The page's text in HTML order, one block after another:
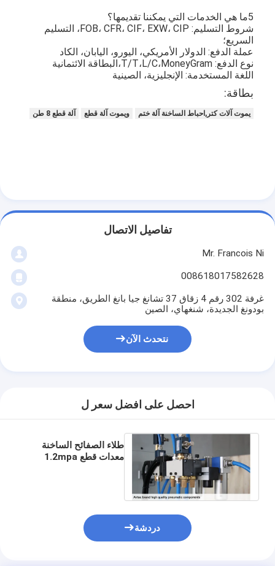
5ما هي الخدمات التي يمكننا تقديمها؟
شروط التسليم: FOB، CFR، CIF، EXW، CIP، التسليم
السريع؛
عملة الدفع: الدولار الأمريكي، اليورو، اليابان، الكاد
نوع الدفع: T/T،L/C،MoneyGram،البطاقة الائتمانية
اللغة المستخدمة: الإنجليزية، الصينية
بطاقة:
يموت آلات كتر,احباط الساخنة آلة ختم ويموت آلة قطع آلة قطع 8 طن
تفاصيل الاتصال
Mr. Francois Ni
008618017582628
غرفة 302 رقم 4 زقاق 37 تشانغ جيا بانغ الطريق، منطقة
بودونغ الجديدة، شنغهاي، الصين
نتحدث الآن
احصل على افضل سعر ل
طلاء الصفائح الساخنة
معدات قطع 1.2mpa
دردشة